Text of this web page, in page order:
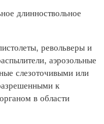
длинноствольное
револьверы и
аэрозольные
слезоточивыми или
к
в области